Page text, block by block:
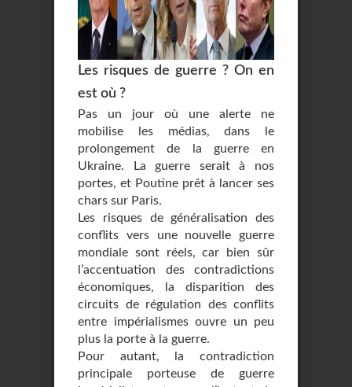
Les risques de guerre ? On en
est où ?
Pas un jour où une alerte ne
mobilise les médias, dans le
prolongement de la guerre en
Ukraine. La guerre serait à nos
portes, et Poutine prêt à lancer ses
chars sur Paris.
Les risques de généralisation des
conflits vers une nouvelle guerre
mondiale sont réels, car bien sûr
l’accentuation des contradictions
économiques, la disparition des
circuits de régulation des conflits
entre impérialismes ouvre un peu
plus la porte à la guerre.
Pour autant, la contradiction
principale porteuse de guerre